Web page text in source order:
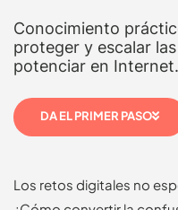
Conocimiento
proteger y escalar
potenciar en Internet.
DA EL PRIMER PASO
Los retos digitales no